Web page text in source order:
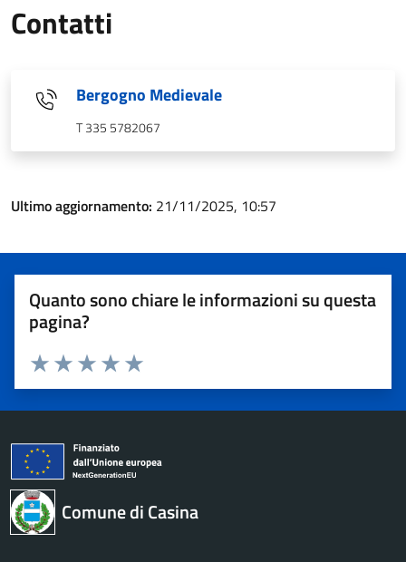
Contatti
Bergogno Medievale
T 335 5782067
Ultimo aggiornamento: 21/11/2025, 10:57
Quanto sono chiare le informazioni su questa
pagina?
Valuta 5 stelle su 5
Valuta 4 stelle su 5
Valuta 3 stelle su 5
Valuta 2 stelle su 5
Valuta 1 stelle su 5
Comune di Casina